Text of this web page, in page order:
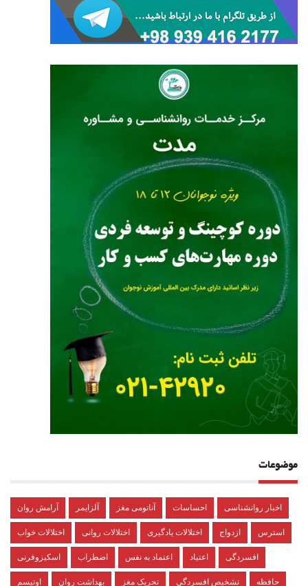
موضوعات
آرامش روان آلزایمر آناتومی مغز احساسات اخبار روانشناسی
اختلالات خواب اختلالات روانی اختلالات یادگیری ازدواج استرس
اسکیزوفرنی اضطراب اعتماد به نفس اعتیاد افسردگی
اوتیسم بهداشت روان تحریک مغز تشخیص افسردگی حافظه